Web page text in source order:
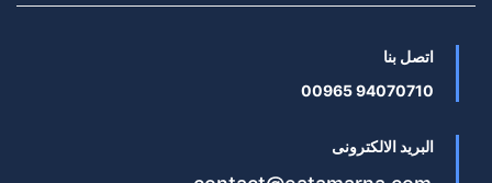
اتصل بنا
94070710 00965
البريد الالكترونى